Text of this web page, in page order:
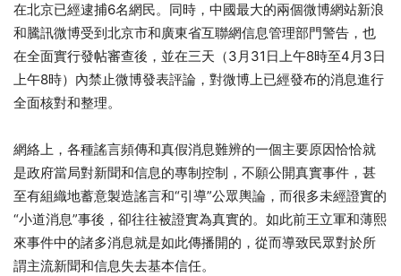
在北京已經逮捕6名網民。同時，中國最大的兩個微博網站新浪
和騰訊微博受到北京市和廣東省互聯網信息管理部門警告，也
在全面實行發帖審查後，並在三天（3月31日上午8時至4月3日
上午8時）內禁止微博發表評論，對微博上已經發布的消息進行
全面核對和整理。
網絡上，各種謠言頻傳和真假消息難辨的一個主要原因恰恰就
是政府當局對新聞和信息的專制控制，不願公開真實事件，甚
至有組織地蓄意製造謠言和“引導”公眾輿論，而很多未經證實的
“小道消息”事後，卻往往被證實為真實的。如此前王立軍和薄熙
來事件中的諸多消息就是如此傳播開的，從而導致民眾對於所
謂主流新聞和信息失去基本信任。